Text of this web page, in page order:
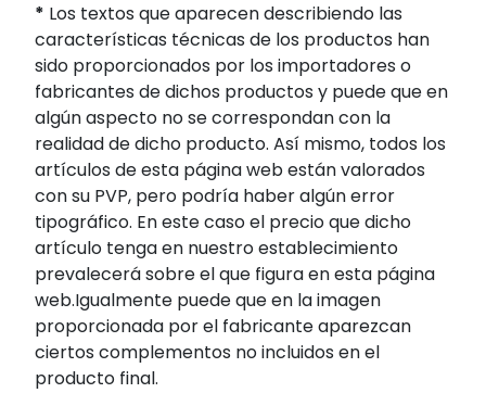
* Los textos que aparecen describiendo las
características técnicas de los productos han
sido proporcionados por los importadores o
fabricantes de dichos productos y puede que en
algún aspecto no se correspondan con la
realidad de dicho producto. Así mismo, todos los
artículos de esta página web están valorados
con su PVP, pero podría haber algún error
tipográfico. En este caso el precio que dicho
artículo tenga en nuestro establecimiento
prevalecerá sobre el que figura en esta página
web.Igualmente puede que en la imagen
proporcionada por el fabricante aparezcan
ciertos complementos no incluidos en el
producto final.